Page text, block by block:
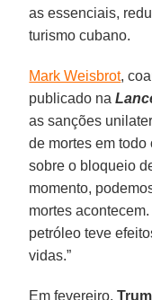
as essenciais,
turismo cubano.
Mark Weisbrot,
publicado na
as sanções
de mortes em
sobre o bloqueio
momento,
mortes
petróleo teve
vidas.”
Em fevereiro,